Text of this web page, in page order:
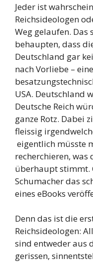
Jeder ist
Reichsideologen
Weg gelaufen. Das
behaupten, dass
Deutschland gar
nach Vorliebe –
USA. Deutschland
Deutsche Reich
ganze Rotz. Dabei
fleissig
eigentlich müsste
recherchieren,
überhaupt stimmt.
Schumacher das
eines eBooks
Denn das ist die
Reichsideologen:
sind entweder aus
gerissen,